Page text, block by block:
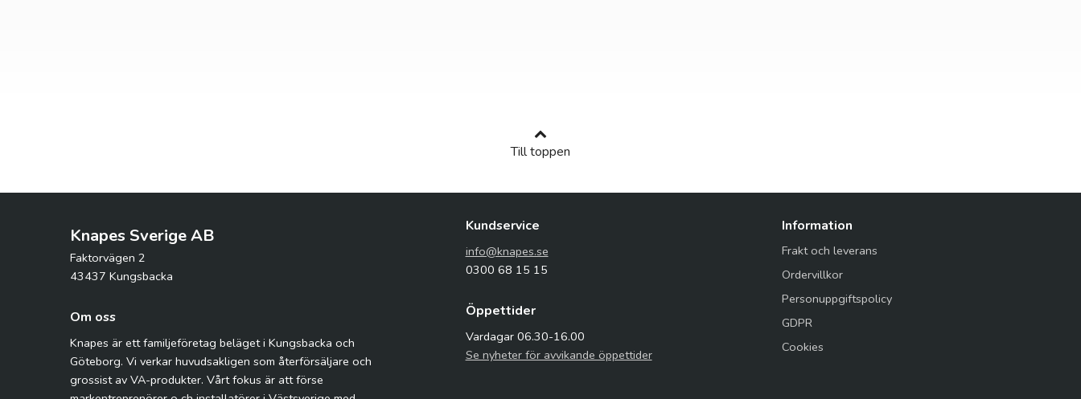
Till toppen
Knapes Sverige AB
Faktorvägen 2
43437 Kungsbacka
Om oss
Knapes är ett familjeföretag beläget i Kungsbacka och
Göteborg. Vi verkar huvudsakligen som återförsäljare och
grossist av VA-produkter. Vårt fokus är att förse
Kundservice
info@knapes.se
0300 68 15 15
Öppettider
Vardagar 06.30-16.00
Se nyheter för avvikande öppettider
Information
Frakt och leverans
Ordervillkor
Personuppgiftspolicy
GDPR
Cookies